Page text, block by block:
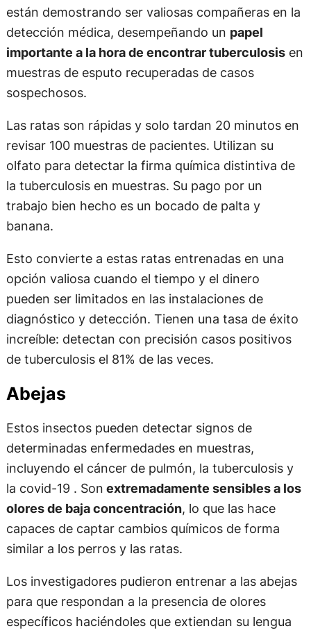
están demostrando ser valiosas compañeras en la
detección médica, desempeñando un papel
importante a la hora de encontrar tuberculosisen
muestras de esputo recuperadas de casos
sospechosos.
Las ratas son rápidas y solo tardan 20 minutos en
revisar 100 muestras de pacientes. Utilizan su
olfato para detectar la firma química distintiva de
la tuberculosis en muestras. Su pago por un
trabajo bien hecho es un bocado de palta y
banana.
Esto convierte a estas ratas entrenadas en una
opción valiosa cuando el tiempo y el dinero
pueden ser limitados en las instalaciones de
diagnóstico y detección. Tienen una tasa de éxito
increíble: detectan con precisión casos positivos
de tuberculosis el 81% de las veces.
Abejas
Estos insectos pueden detectar signos de
determinadas enfermedades en muestras,
incluyendo el cáncer de pulmón, la tuberculosis y
la covid-19 . Son extremadamente sensibles a los
olores de baja concentración, lo que las hace
capaces de captar cambios químicos de forma
similar a los perros y las ratas.
Los investigadores pudieron entrenar a las abejas
para que respondan a la presencia de olores
específicos haciéndoles que extiendan su lengua